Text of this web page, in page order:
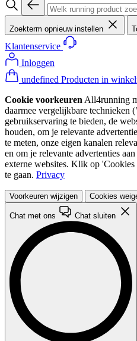
Zoekterm opnieuw instellen
Klantenservice
Inloggen
undefined Producten in
Cookie voorkeuren All4running
daarmee vergelijkbare technieken
gebruikservaring te bieden, de
houden, om je relevante
te meten, onze eigen kanalen
en om je relevante advertenties
externe websites. Klik op
te gaan. Privacy
Voorkeuren wijzigen Cookies
Chat met ons Chat sluiten